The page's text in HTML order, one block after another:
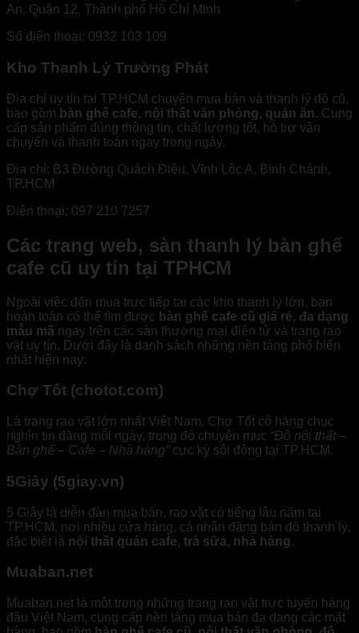
An, Quận 12, Thành phố Hồ Chí Minh
Số điện thoại: 0932 103 109
Kho Thanh Lý Trường Phát
Địa chỉ uy tín tại TP.HCM chuyên mua bán và thanh lý đồ cũ,
bao gồm bàn ghế cafe, nội thất văn phòng, quán ăn. Cung
cấp sản phẩm đúng thông tin, chất lượng tốt, hỗ trợ vận
chuyển và thanh toán ngay trong ngày.
Địa chỉ: B3 Đường Quách Điêu, Vĩnh Lộc A, Bình Chánh,
TP.HCM
Điện thoại: 097 210 7257
Các trang web, sàn thanh lý bàn ghế
cafe cũ uy tín tại TPHCM
Ngoài việc đến mua trực tiếp tại các kho thanh lý lớn, bạn
hoàn toàn có thể tìm được bàn ghế cafe cũ giá rẻ, đa dạng
mẫu mã ngay trên các sàn thương mại điện tử và trang rao
vặt uy tín. Dưới đây là danh sách những nền tảng phổ biến
nhất hiện nay:
Chợ Tốt (chotot.com)
Là trang rao vặt lớn nhất Việt Nam, Chợ Tốt có hàng chục
nghìn tin đăng mỗi ngày, trong đó chuyên mục “Đồ nội thất –
Bàn ghế – Cafe – Nhà hàng”cực kỳ sôi động tại TP.HCM.
5Giây (5giay.vn)
5 Giây là diễn đàn mua bán, rao vặt có tiếng lâu năm tại
TP.HCM, nơi nhiều cửa hàng, cá nhân đăng bán đồ thanh lý,
đặc biệt là nội thất quán cafe, trà sữa, nhà hàng.
Muaban.net
Muaban.net là một trong những trang rao vặt trực tuyến hàng
đầu Việt Nam, cung cấp nền tảng mua bán đa dạng các mặt